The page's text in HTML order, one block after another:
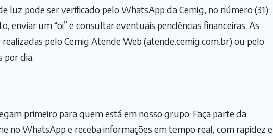
luz pode ser verificado pelo WhatsApp da Cemig, no número (31)
enviar um “oi” e consultar eventuais pendências financeiras. As
pelo Cemig Atende Web (atende.cemig.com.br) ou pelo
por dia.
primeiro para quem está em nosso grupo. Faça parte da
no WhatsApp e receba informações em tempo real, com rapidez e